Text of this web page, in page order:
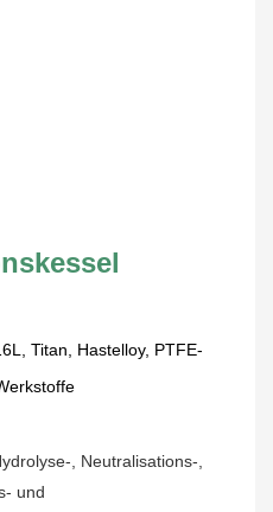
Titan, Hastelloy, PTFE-
, Neutralisations-,
und